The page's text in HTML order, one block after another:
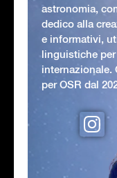
astronomia,
dedico alla
e informativi,
linguistiche
internazionale.
per OSR dal